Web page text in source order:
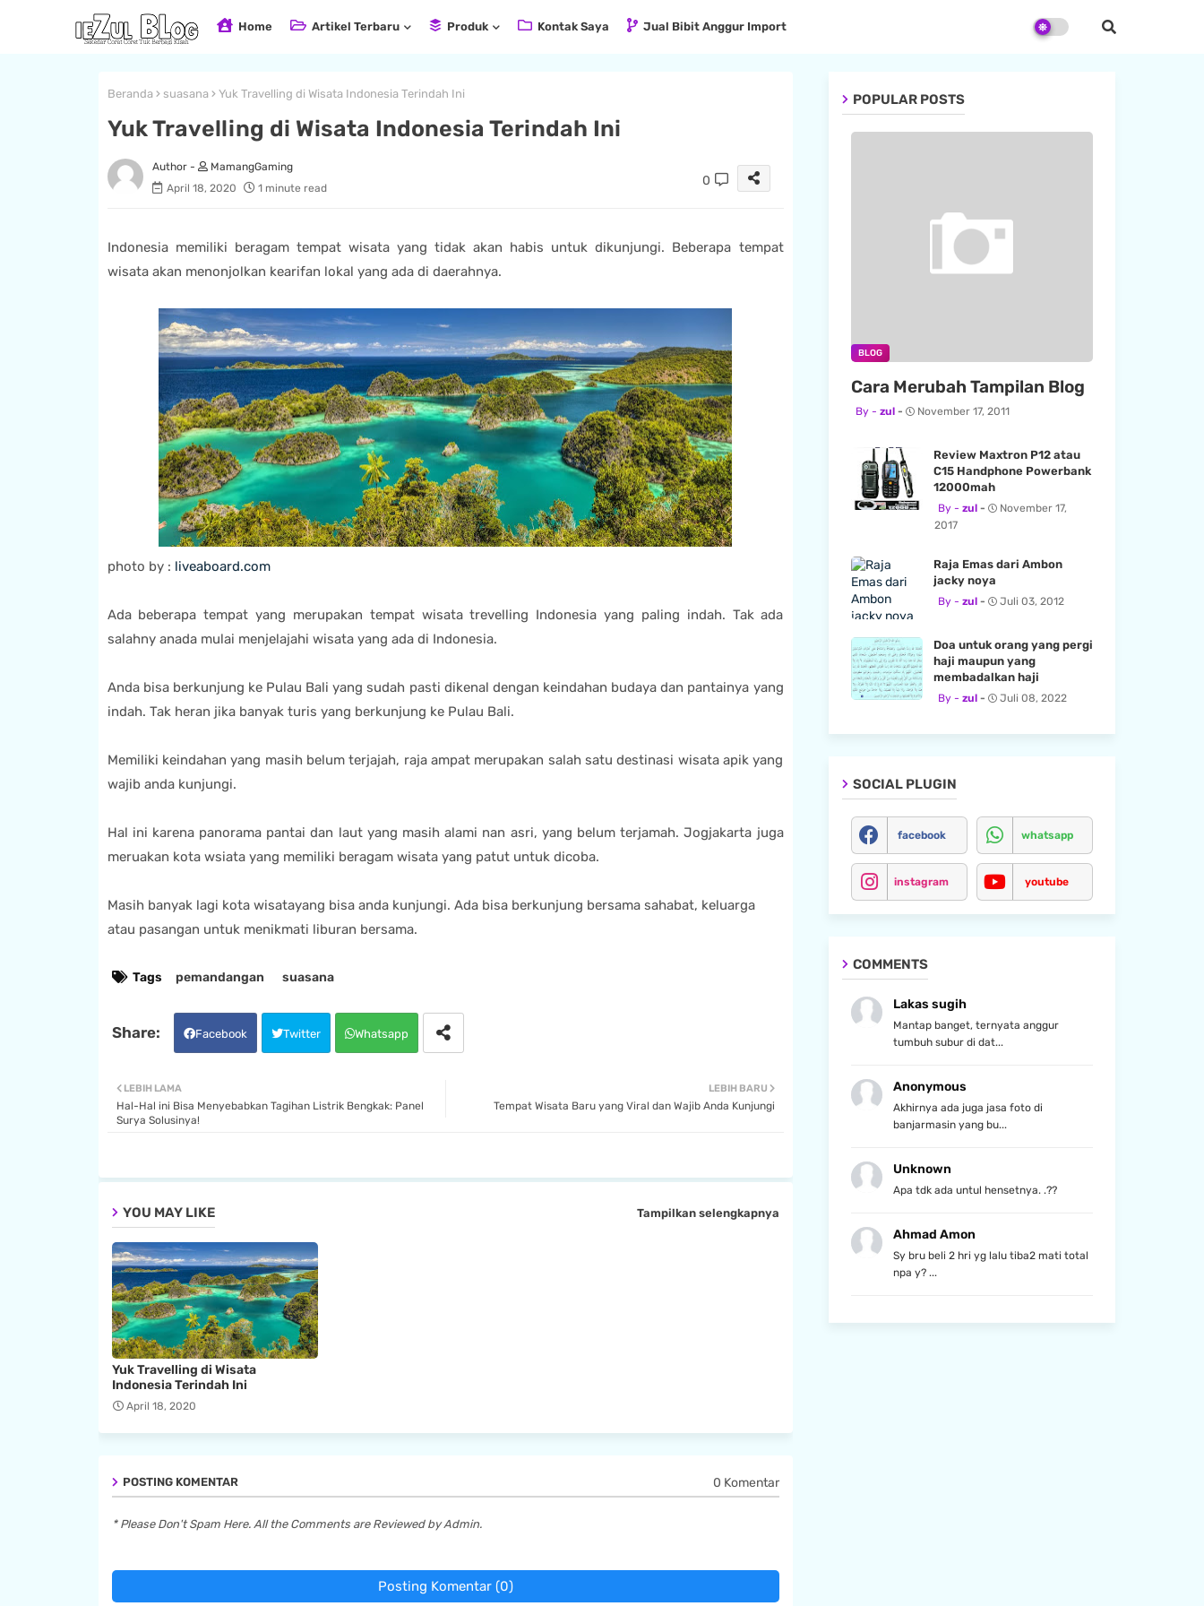
Home Artikel Terbaru Produk Kontak Saya Jual Bibit Anggur Import
Beranda suasana Yuk Travelling di Wisata Indonesia Terindah Ini
Yuk Travelling di Wisata Indonesia Terindah Ini
MamangGaming
April 18, 2020
1 minute read
0
Indonesia memiliki beragam tempat wisata yang tidak akan habis untuk dikunjungi. Beberapa tempat
wisata akan menonjolkan kearifan lokal yang ada di daerahnya.
photo by : liveaboard.com
Ada beberapa tempat yang merupakan tempat wisata trevelling Indonesia yang paling indah. Tak ada
salahny anada mulai menjelajahi wisata yang ada di Indonesia.
Anda bisa berkunjung ke Pulau Bali yang sudah pasti dikenal dengan keindahan budaya dan pantainya yang
indah. Tak heran jika banyak turis yang berkunjung ke Pulau Bali.
Memiliki keindahan yang masih belum terjajah, raja ampat merupakan salah satu destinasi wisata apik yang
wajib anda kunjungi.
Hal ini karena panorama pantai dan laut yang masih alami nan asri, yang belum terjamah. Jogjakarta juga
meruakan kota wsiata yang memiliki beragam wisata yang patut untuk dicoba.
Masih banyak lagi kota wisatayang bisa anda kunjungi. Ada bisa berkunjung bersama sahabat, keluarga
atau pasangan untuk menikmati liburan bersama.
Tags pemandangan suasana
Facebook Twitter Whatsapp
LEBIH BARU
Tempat Wisata Baru yang Viral dan Wajib Anda Kunjungi
LEBIH LAMA
Hal-Hal ini Bisa Menyebabkan Tagihan Listrik Bengkak: Panel
Surya Solusinya!
YOU MAY LIKE Tampilkan selengkapnya
Yuk Travelling di Wisata
Indonesia Terindah Ini
April 18, 2020
POSTING KOMENTAR 0 Komentar
* Please Don't Spam Here. All the Comments are Reviewed by Admin.
Posting Komentar (0)
POPULAR POSTS
BLOG
Cara Merubah Tampilan Blog
zul November 17, 2011
Review Maxtron P12 atau
C15 Handphone Powerbank
12000mah
zul
November 17,
2017
Raja Emas dari Ambon
jacky noya
zul Juli 03, 2012
Doa untuk orang yang pergi
haji maupun yang
membadalkan haji
zul Juli 08, 2022
SOCIAL PLUGIN
facebook whatsapp
instagram youtube
COMMENTS
Lakas sugih
Mantap banget, ternyata anggur
tumbuh subur di dat...
Anonymous
Akhirnya ada juga jasa foto di
banjarmasin yang bu...
Unknown
Apa tdk ada untul hensetnya. .??
Ahmad Amon
Sy bru beli 2 hri yg lalu tiba2 mati total
npa y? ...